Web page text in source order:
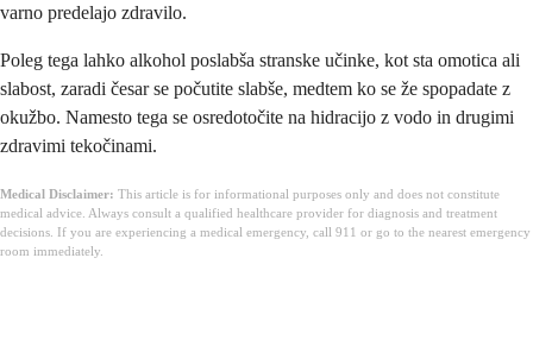
varno predelajo zdravilo.
Poleg tega lahko alkohol poslabša stranske učinke, kot sta omotica ali
slabost, zaradi česar se počutite slabše, medtem ko se že spopadate z
okužbo. Namesto tega se osredotočite na hidracijo z vodo in drugimi
zdravimi tekočinami.
Medical Disclaimer: This article is for informational purposes only and does not constitute
medical advice. Always consult a qualified healthcare provider for diagnosis and treatment
decisions. If you are experiencing a medical emergency, call 911 or go to the nearest emergency
room immediately.